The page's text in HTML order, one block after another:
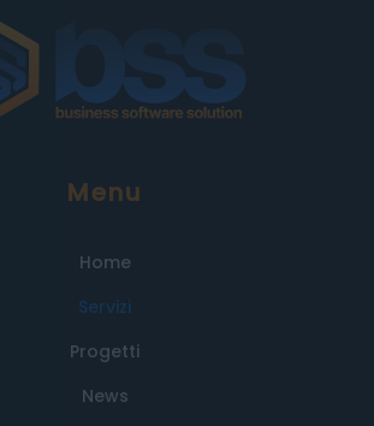
Menu
Home
Servizi
Progetti
News